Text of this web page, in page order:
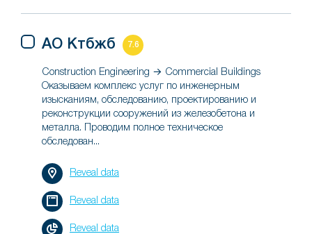
АО Ктбжб 7.6
Construction Engineering → Commercial Buildings
Оказываем комплекс услуг по инженерным
изысканиям, обследованию, проектированию и
реконструкции сооружений из железобетона и
металла. Проводим полное техническое
обследован...
Reveal data
Reveal data
Reveal data